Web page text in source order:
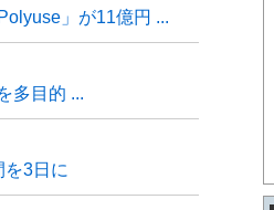
」が11億円 ...
多目的 ...
3日に